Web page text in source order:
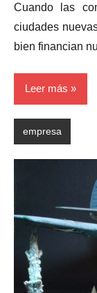
comentarios
Cuando las
ciudades
bien financian
Leer más
empresa